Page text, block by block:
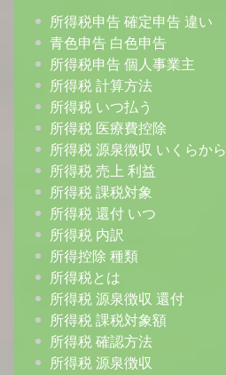
所得税申告 確定申告 違い
青色申告 白色申告
所得税申告 個人事業主
所得税 計算方法
所得税 いつ払う
所得税 医療費控除
所得税 源泉徴収 いくらから
所得税 売上 利益
所得税 課税対象
所得税 還付 いつ
所得税 内訳
所得控除 種類
所得税とは
所得税 源泉徴収 還付
所得税 課税対象額
所得税 確認方法
所得税 源泉徴収